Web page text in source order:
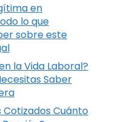
en
lo que
sobre este
la Vida Laboral?
Saber
Cotizados Cuánto